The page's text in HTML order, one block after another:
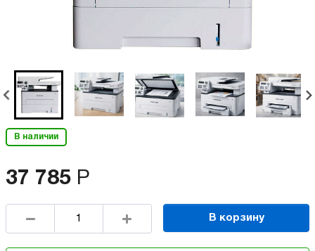
В наличии
37 785 Р
В корзину